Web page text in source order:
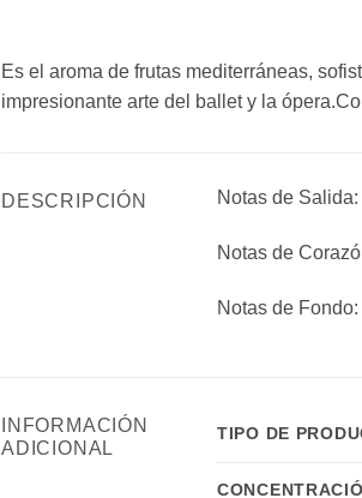
Es el aroma de frutas mediterráneas,
impresionante arte del ballet y la
DESCRIPCIÓN Notas de
Notas de
Notas de
INFORMACIÓN
ADICIONAL
TIPO DE